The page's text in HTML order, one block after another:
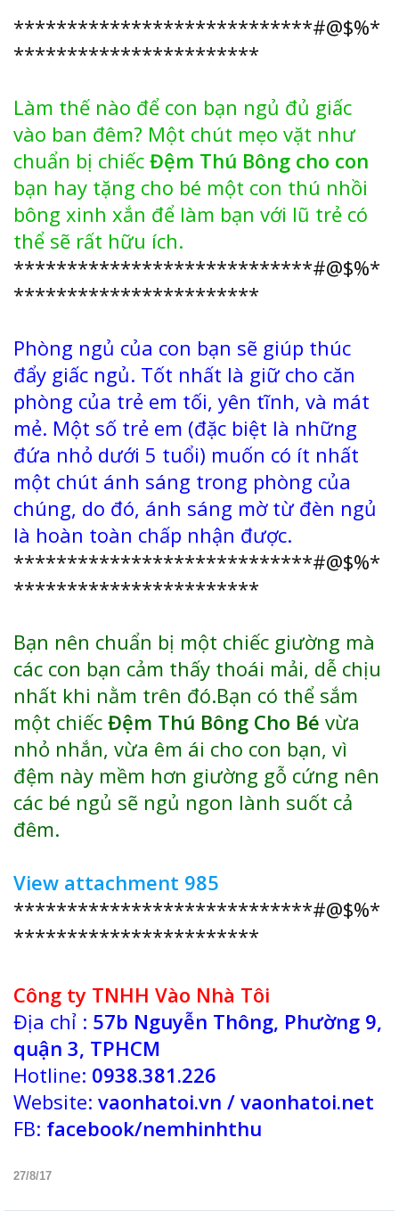
****************************#@$%*
***********************
Làm thế nào để con bạn ngủ đủ giấc
vào ban đêm? Một chút mẹo vặt như
chuẩn bị chiếc Đệm Thú Bông cho con
bạn hay tặng cho bé một con thú nhồi
bông xinh xắn để làm bạn với lũ trẻ có
thể sẽ rất hữu ích.
****************************#@$%*
***********************
Phòng ngủ của con bạn sẽ giúp thúc
đẩy giấc ngủ. Tốt nhất là giữ cho căn
phòng của trẻ em tối, yên tĩnh, và mát
mẻ. Một số trẻ em (đặc biệt là những
đứa nhỏ dưới 5 tuổi) muốn có ít nhất
một chút ánh sáng trong phòng của
chúng, do đó, ánh sáng mờ từ đèn ngủ
là hoàn toàn chấp nhận được.
****************************#@$%*
***********************
Bạn nên chuẩn bị một chiếc giường mà
các con bạn cảm thấy thoái mải, dễ chịu
nhất khi nằm trên đó.Bạn có thể sắm
một chiếc Đệm Thú Bông Cho Bé vừa
nhỏ nhắn, vừa êm ái cho con bạn, vì
đệm này mềm hơn giường gỗ cứng nên
các bé ngủ sẽ ngủ ngon lành suốt cả
đêm.
View attachment 985
****************************#@$%*
***********************
Công ty TNHH Vào Nhà Tôi
Địa chỉ : 57b Nguyễn Thông, Phường 9,
quận 3, TPHCM
Hotline: 0938.381.226
Website: vaonhatoi.vn / vaonhatoi.net
FB: facebook/nemhinhthu
27/8/17